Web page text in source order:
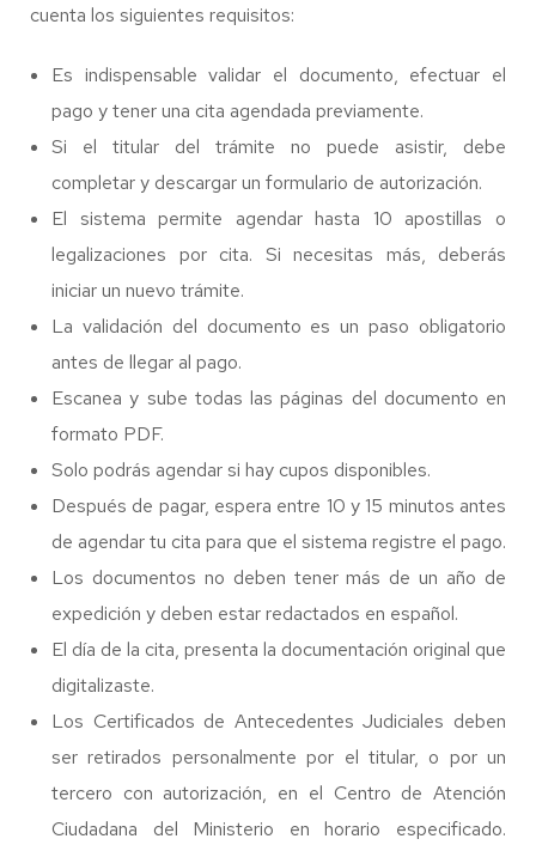
cuenta los siguientes requisitos:
Es indispensable validar el documento, efectuar el
pago y tener una cita agendada previamente.
Si el titular del trámite no puede asistir, debe
completar y descargar un formulario de autorización.
El sistema permite agendar hasta 10 apostillas o
legalizaciones por cita. Si necesitas más, deberás
iniciar un nuevo trámite.
La validación del documento es un paso obligatorio
antes de llegar al pago.
Escanea y sube todas las páginas del documento en
formato PDF.
Solo podrás agendar si hay cupos disponibles.
Después de pagar, espera entre 10 y 15 minutos antes
de agendar tu cita para que el sistema registre el pago.
Los documentos no deben tener más de un año de
expedición y deben estar redactados en español.
El día de la cita, presenta la documentación original que
digitalizaste.
Los Certificados de Antecedentes Judiciales deben
ser retirados personalmente por el titular, o por un
tercero con autorización, en el Centro de Atención
Ciudadana del Ministerio en horario especificado.